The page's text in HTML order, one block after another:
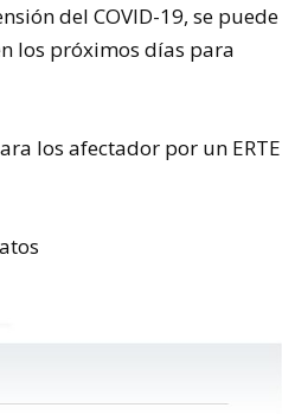
del COVID-19, se puede
los próximos días para
los afectador por un